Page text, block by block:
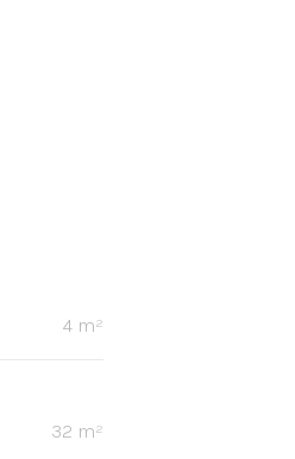
4 m²
32 m²